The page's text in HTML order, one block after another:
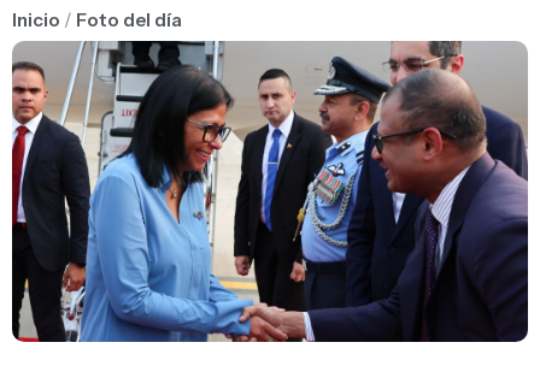
Inicio / Foto del día